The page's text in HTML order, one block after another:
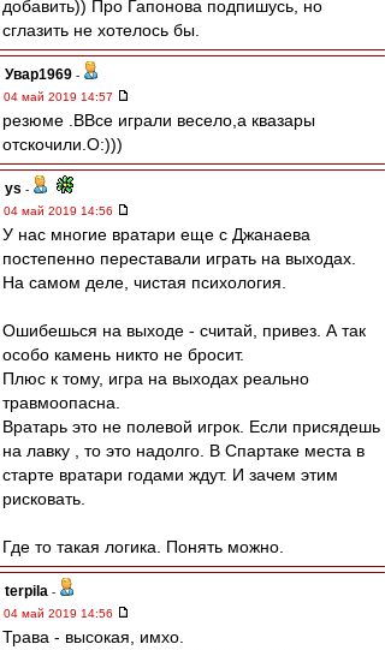
добавить)) Про Гапонова подпишусь, но
сглазить не хотелось бы.
Увар1969 -
04 май 2019 14:57
резюме .ВВсе играли весело,а квазары
отскочили.О:)))
ys -
04 май 2019 14:56
У нас многие вратари еще с Джанаева
постепенно переставали играть на выходах.
На самом деле, чистая психология.
Ошибешься на выходе - считай, привез. А так
особо камень никто не бросит.
Плюс к тому, игра на выходах реально
травмоопасна.
Вратарь это не полевой игрок. Если присядешь
на лавку , то это надолго. В Спартаке места в
старте вратари годами ждут. И зачем этим
рисковать.
Где то такая логика. Понять можно.
terpila -
04 май 2019 14:56
Трава - высокая, имхо.